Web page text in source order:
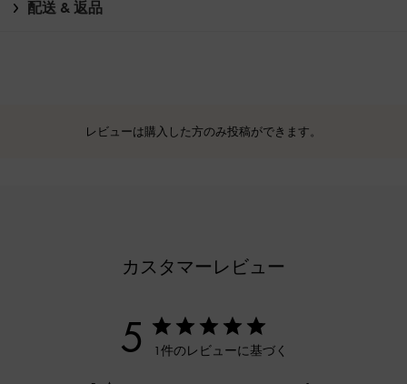
配送 & 返品
レビューは購入した方のみ投稿ができます。
カスタマーレビュー
5 1件のレビューに基づく